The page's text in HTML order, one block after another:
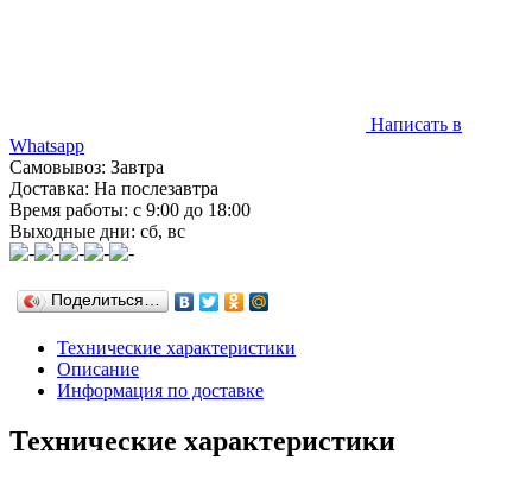
Написать в
Whatsapp
Самовывоз: Завтра
Доставка: На послезавтра
Время работы: с 9:00 до 18:00
Выходные дни: сб, вс
Поделиться…
Технические характеристики
Описание
Информация по доставке
Технические характеристики